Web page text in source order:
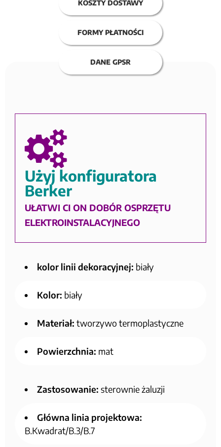
KOSZTY DOSTAWY
FORMY PŁATNOŚCI
DANE GPSR
Użyj konfiguratora
Berker
UŁATWI CI ON DOBÓR OSPRZĘTU
ELEKTROINSTALACYJNEGO
kolor linii dekoracyjnej: biały
Kolor: biały
Materiał: tworzywo termoplastyczne
Powierzchnia: mat
Zastosowanie: sterownie żaluzji
Główna linia projektowa:
B.Kwadrat/B.3/B.7